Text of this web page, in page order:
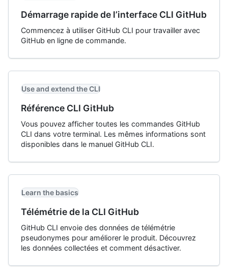
Démarrage rapide de l’interface CLI GitHub
Commencez à utiliser GitHub CLI pour travailler avec
GitHub en ligne de commande.
Use and extend the CLI
Référence CLI GitHub
Vous pouvez afficher toutes les commandes GitHub
CLI dans votre terminal. Les mêmes informations sont
disponibles dans le manuel GitHub CLI.
Learn the basics
Télémétrie de la CLI GitHub
GitHub CLI envoie des données de télémétrie
pseudonymes pour améliorer le produit. Découvrez
les données collectées et comment désactiver.